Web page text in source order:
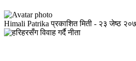
Himali Patrika प्रकाशित मिती - २३ जेष्ठ